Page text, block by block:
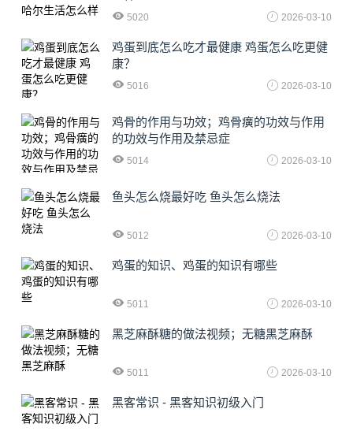
5020 2026-03-10
鸡蛋到底怎么吃才最健康 鸡蛋怎么吃更健
康？
5016 2026-03-10
鸡骨的作用与功效；鸡骨癀的功效与作用
的功效与作用及禁忌症
5014 2026-03-10
鱼头怎么烧最好吃 鱼头怎么烧法
5012 2026-03-10
鸡蛋的知识、鸡蛋的知识有哪些
5011 2026-03-10
黑芝麻酥糖的做法视频；无糖黑芝麻酥
5011 2026-03-10
黑客常识 - 黑客知识初级入门